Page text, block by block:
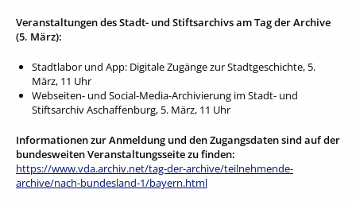
Veranstaltungen des Stadt- und Stiftsarchivs am Tag der Archive
(5. März):
Stadtlabor und App: Digitale Zugänge zur Stadtgeschichte, 5.
März, 11 Uhr
Webseiten- und Social-Media-Archivierung im Stadt- und
Stiftsarchiv Aschaffenburg, 5. März, 11 Uhr
Informationen zur Anmeldung und den Zugangsdaten sind auf der
bundesweiten Veranstaltungsseite zu finden:
https://www.vda.archiv.net/tag-der-archive/teilnehmende-
archive/nach-bundesland-1/bayern.html